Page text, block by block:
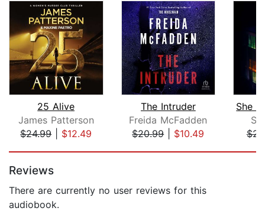
25 Alive
James Patterson
$24.99| $12.49
The Intruder
Freida McFadden
$20.99| $10.49
Reviews
There are currently no user reviews for this
audiobook.